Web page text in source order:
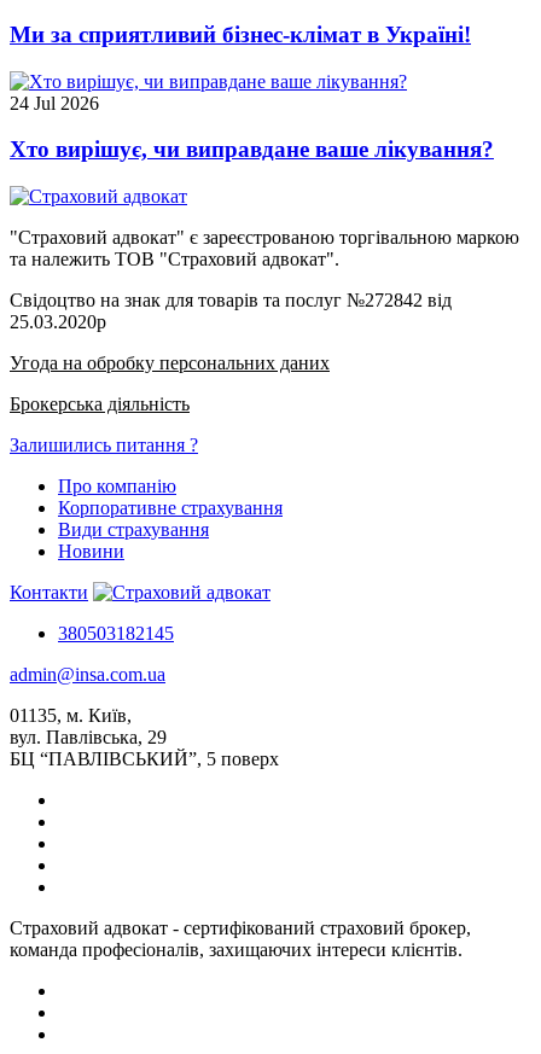
Ми за сприятливий бізнес-клімат в Україні!
24 Jul 2026
Хто вирішує, чи виправдане ваше лікування?
"Страховий адвокат" є зареєстрованою торгівальною маркою
та належить ТОВ "Страховий адвокат".
Свідоцтво на знак для товарів та послуг №272842 від
25.03.2020р
Угода на обробку персональних даних
Брокерська діяльність
Залишились питання ?
Про компанію
Корпоративне страхування
Види страхування
Новини
Контакти
380503182145
admin@insa.com.ua
01135, м. Київ,
вул. Павлівська, 29
БЦ “ПАВЛІВСЬКИЙ”, 5 поверх
Страховий адвокат - сертифікований страховий брокер,
команда професіоналів, захищаючих інтереси клієнтів.